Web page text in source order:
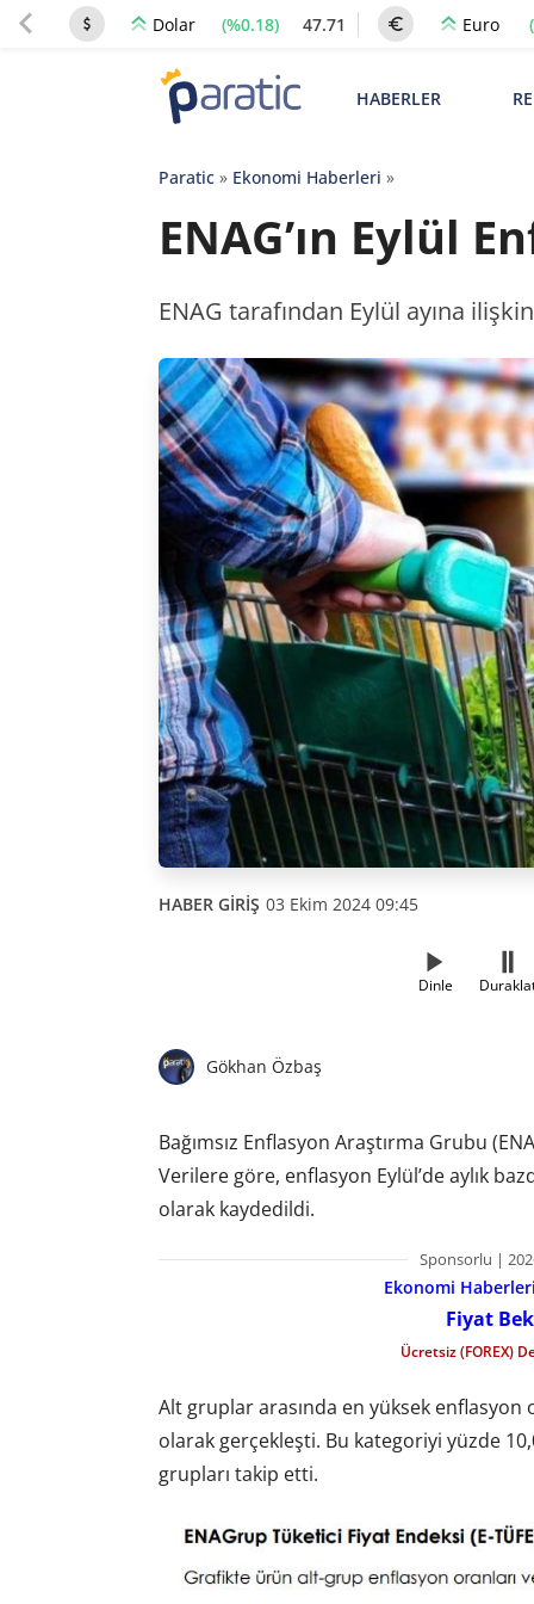
Dolar (%0.18) 47.71 Euro
HABERLER
Paratic» Ekonomi Haberleri »
ENAG’ın Eylül
ENAG tarafından Eylül ayına
HABER GİRİŞ 03 Ekim 2024 09:45
Dinle
Gökhan Özbaş
Bağımsız Enflasyon Araştırma Grubu
Verilere göre, enflasyon Eylül’de aylık
olarak kaydedildi.
Sponsorlu |
Ekonomi
Fiyat
Ücretsiz (FOREX)
Alt gruplar arasında en yüksek enflasyon
olarak gerçekleşti. Bu kategoriyi yüzde
grupları takip etti.